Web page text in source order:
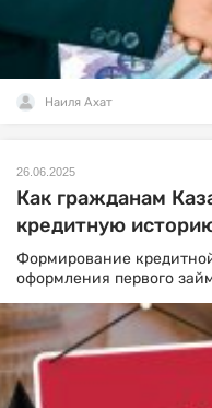
Наиля Ахат
26.06.2025
Как гражданам
кредитную
Формирование
оформления первого